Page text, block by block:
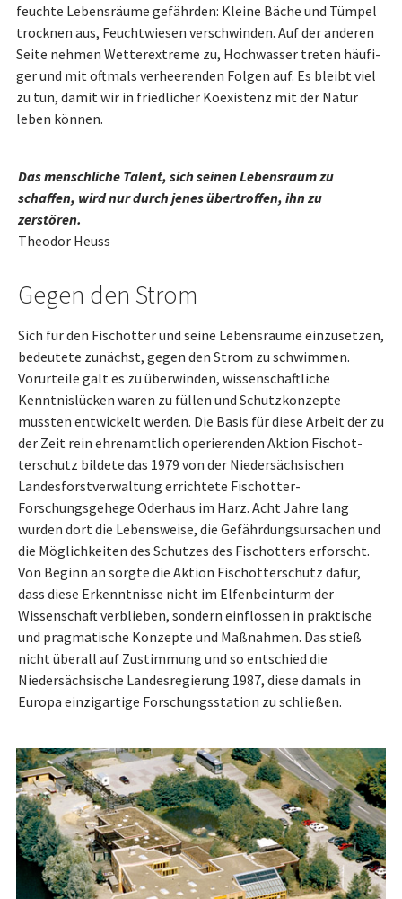
feuchte Le­bens­räume gefährden: Kleine Bäche und Tümpel
trocknen aus, Feucht­wie­sen verschwinden. Auf der anderen
Seite nehmen Wetterextreme zu, Hochwasser treten häu­fi­
ger und mit oftmals verheerenden Folgen auf. Es bleibt viel
zu tun, damit wir in friedlicher Koexistenz mit der Natur
leben können.
Das menschliche Talent, sich seinen Le­bens­raum zu
schaffen, wird nur durch jenes übertroffen, ihn zu
zerstören.
Theodor Heuss
Gegen den Strom
Sich für den Fisch­ot­ter und seine Le­bens­räume einzusetzen,
bedeutete zunächst, gegen den Strom zu schwimmen.
Vorurteile galt es zu überwinden, wissen­schaft­liche
Kenntnislücken waren zu füllen und Schutzkonzepte
mussten ent­wi­ckelt werden. Die Basis für diese Arbeit der zu
der Zeit rein ehrenamtlich ope­rie­ren­den Aktion Fisch­ot­
terschutz bildete das 1979 von der Nie­der­säch­sischen
Landesforstverwaltung errichtete Fisch­ot­ter-
Forschungsgehege Oder­haus im Harz. Acht Jahre lang
wurden dort die Le­bens­weise, die Ge­fähr­dungs­ur­sa­chen und
die Möglichkeiten des Schutzes des Fisch­ot­ters erforscht.
Von Beginn an sorgte die Aktion Fisch­ot­terschutz dafür,
dass diese Erkenntnisse nicht im El­fen­bein­turm der
Wissenschaft verblieben, sondern einflossen in praktische
und pragmatische Konzepte und Maßnahmen. Das stieß
nicht überall auf Zu­stim­mung und so entschied die
Niedersächsische Landesregierung 1987, diese damals in
Europa einzigartige Forschungsstation zu schließen.